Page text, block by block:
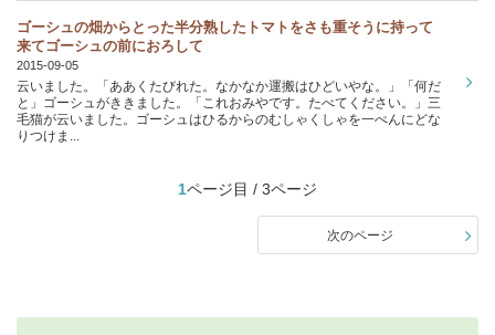
ゴーシュの畑からとった半分熟したトマトをさも重そうに持って
来てゴーシュの前におろして
2015-09-05
云いました。「ああくたびれた。なかなか運搬はひどいやな。」「何だ
と」ゴーシュがききました。「これおみやです。たべてください。」三
毛猫が云いました。ゴーシュはひるからのむしゃくしゃを一ぺんにどな
りつけま...
1ページ目 / 3ページ
次のページ